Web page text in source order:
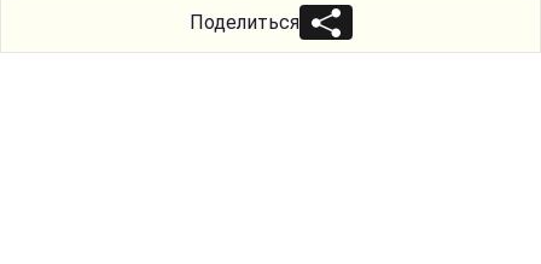
Поделиться